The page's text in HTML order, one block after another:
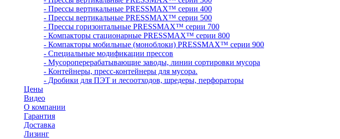
- Прессы вертикальные PRESSMAX™ серии 400
- Прессы вертикальные PRESSMAX™ серии 500
- Прессы горизонтальные PRESSMAX™ серии 700
- Компакторы стационарные PRESSMAX™ серии 800
- Компакторы мобильные (моноблоки) PRESSMAX™ серии 900
- Специальные модификации прессов
- Мусороперерабатывающие заводы, линии сортировки мусора
- Контейнеры, пресс-контейнеры для мусора.
- Дробики для ПЭТ и лесоотходов, шредеры, перфораторы
Цены
Видео
О компании
Гарантия
Доставка
Лизинг